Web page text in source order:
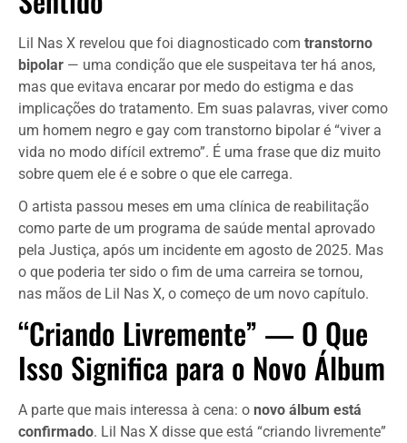
Lil Nas X revelou que foi diagnosticado com transtorno
bipolar — uma condição que ele suspeitava ter há anos,
mas que evitava encarar por medo do estigma e das
implicações do tratamento. Em suas palavras, viver como
um homem negro e gay com transtorno bipolar é “viver a
vida no modo difícil extremo”. É uma frase que diz muito
sobre quem ele é e sobre o que ele carrega.
O artista passou meses em uma clínica de reabilitação
como parte de um programa de saúde mental aprovado
pela Justiça, após um incidente em agosto de 2025. Mas
o que poderia ter sido o fim de uma carreira se tornou,
nas mãos de Lil Nas X, o começo de um novo capítulo.
“Criando Livremente” — O Que
Isso Significa para o Novo Álbum
A parte que mais interessa à cena: o novo álbum está
confirmado. Lil Nas X disse que está “criando livremente”